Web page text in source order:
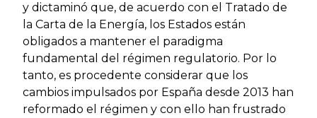
y dictaminó que, de acuerdo con el Tratado de
la Carta de la Energía, los Estados están
obligados a mantener el paradigma
fundamental del régimen regulatorio. Por lo
tanto, es procedente considerar que los
cambios impulsados por España desde 2013 han
reformado el régimen y con ello han frustrado